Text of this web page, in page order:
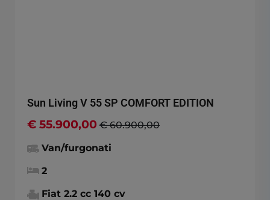
Sun Living V 55 SP COMFORT EDITION
€ 55.900,00 € 60.900,00
Van/furgonati
2
Fiat 2.2 cc 140 cv